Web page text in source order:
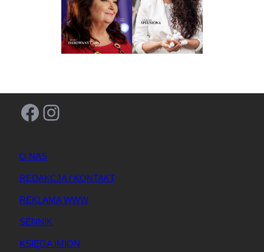
Facebook Instagram
O NAS
REDAKCJA / KONTAKT
REKLAMA WWW
SENNIK
KSIĘGA IMION